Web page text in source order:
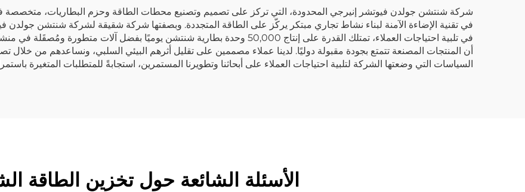
في تقنية الإضاءة الآمنة لبناء نشاط تجاري مبتكر يركّز على الطاقة المتجددة. وبصفتها شركة شقيقة لشركة شنتشن جولدن
في تلبية احتياجات العملاء، تمتلك القدرة على إنتاج 50,000 وحدة بطارية شنتشن يوميًا بفضل
أن المنتجات المصنعة تتمتع بجودة مقبولة دوليًا. لدينا عملاء مصممين على تقليل أثرهم البيئي السلبي، ونساعدهم من خلال
السياسات التي وضعتها الشركة لتلبية احتياجات العملاء على أبحاثنا وتطويرنا المستمرين، استجابةً للمتطلبات المتغيرة
الأسئلة الشائعة حول تخزين الطاقة